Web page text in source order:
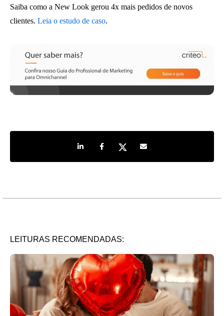
Saiba como a New Look gerou 4x mais pedidos de novos
clientes. Leia o estudo de caso.
Share on LinkedIn
Share on Facebook
Share on TwitterShare by e-mail
LEITURAS RECOMENDADAS: